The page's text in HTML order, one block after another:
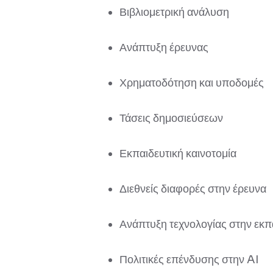
Βιβλιομετρική ανάλυση
Ανάπτυξη έρευνας
Χρηματοδότηση και υποδομές
Τάσεις δημοσιεύσεων
Εκπαιδευτική καινοτομία
Διεθνείς διαφορές στην έρευνα
Ανάπτυξη τεχνολογίας στην
Πολιτικές επένδυσης στην AI